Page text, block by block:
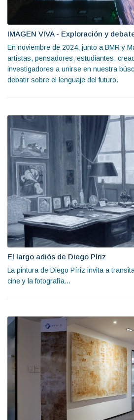
IMAGEN VIVA - Exploración y
En noviembre de 2024, junto a BMR y
artistas, pensadores, estudiantes,
investigadores a unirse en nuestra
debatir sobre el lenguaje del futuro.
El largo adiós de Diego Píriz
La pintura de Diego Píriz invita a
cine y la fotografía...